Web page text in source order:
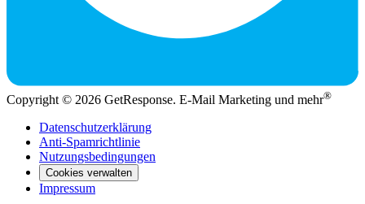
Copyright © 2026 GetResponse. E-Mail Marketing und mehr®
Datenschutzerklärung
Anti-Spamrichtlinie
Nutzungsbedingungen
Cookies verwalten
Impressum